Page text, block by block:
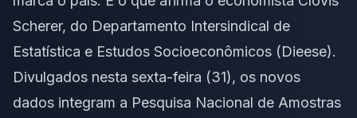
Scherer, do Departamento Intersindical de
Estatística e Estudos Socioeconômicos (Dieese).
Divulgados nesta sexta-feira (31), os novos
dados integram a Pesquisa Nacional de Amostras